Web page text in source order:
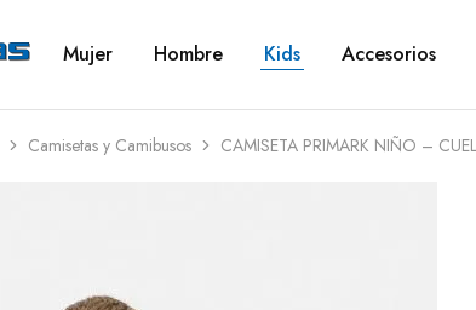
Mujer Hombre Kids Accesorios
Camisetas y Camibusos CAMISETA PRIMARK NIÑO –